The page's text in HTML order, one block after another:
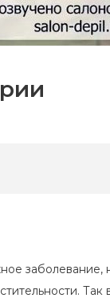
заболевание,